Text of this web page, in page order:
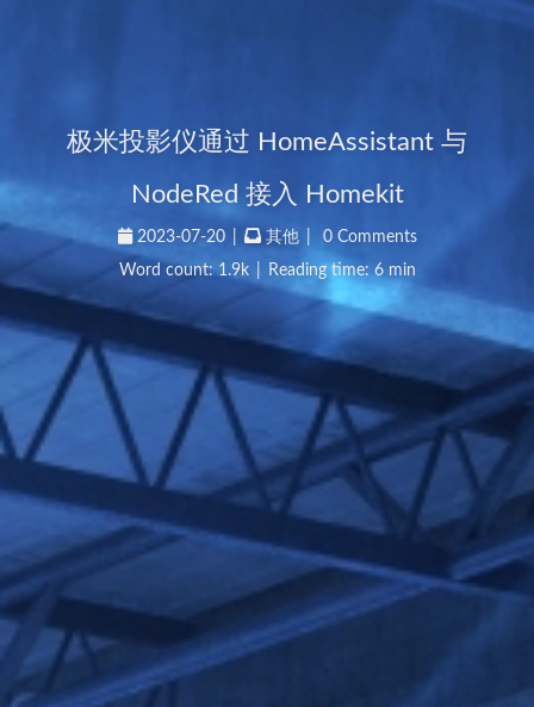
极米投影仪通过 HomeAssistant 与
NodeRed 接入 Homekit
2023-07-20 其他
0 Comments
Word count:1.9k Reading time: 6 min